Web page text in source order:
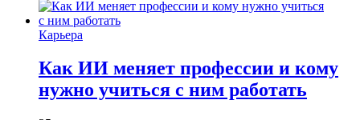
Карьера
Как ИИ меняет профессии и кому
нужно учиться с ним работать